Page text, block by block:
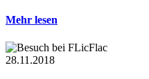
Mehr lesen
28.11.2018